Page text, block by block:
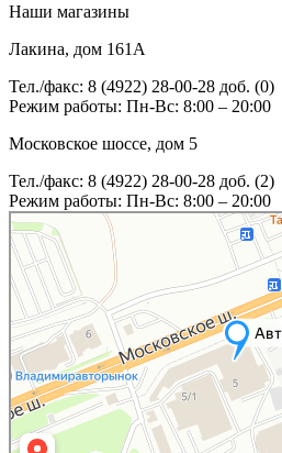
Наши магазины
Лакина, дом 161А
Тел./факс: 8 (4922) 28-00-28 доб. (0)
Режим работы: Пн-Вс: 8:00 – 20:00
Московское шоссе, дом 5
Тел./факс: 8 (4922) 28-00-28 доб. (2)
Режим работы: Пн-Вс: 8:00 – 20:00